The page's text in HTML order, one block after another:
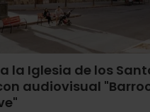
la Iglesia de los
audiovisual